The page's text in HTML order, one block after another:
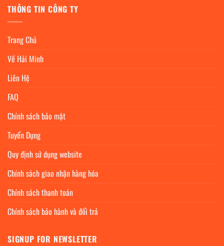
THÔNG TIN CÔNG TY
Trang Chủ
Về Hải Minh
Liên Hệ
FAQ
Chính sách bảo mật
Tuyển Dụng
Quy định sử dụng website
Chính sách giao nhận hàng hóa
Chính sách thanh toán
Chính sách bảo hành và đổi trả
SIGNUP FOR NEWSLETTER